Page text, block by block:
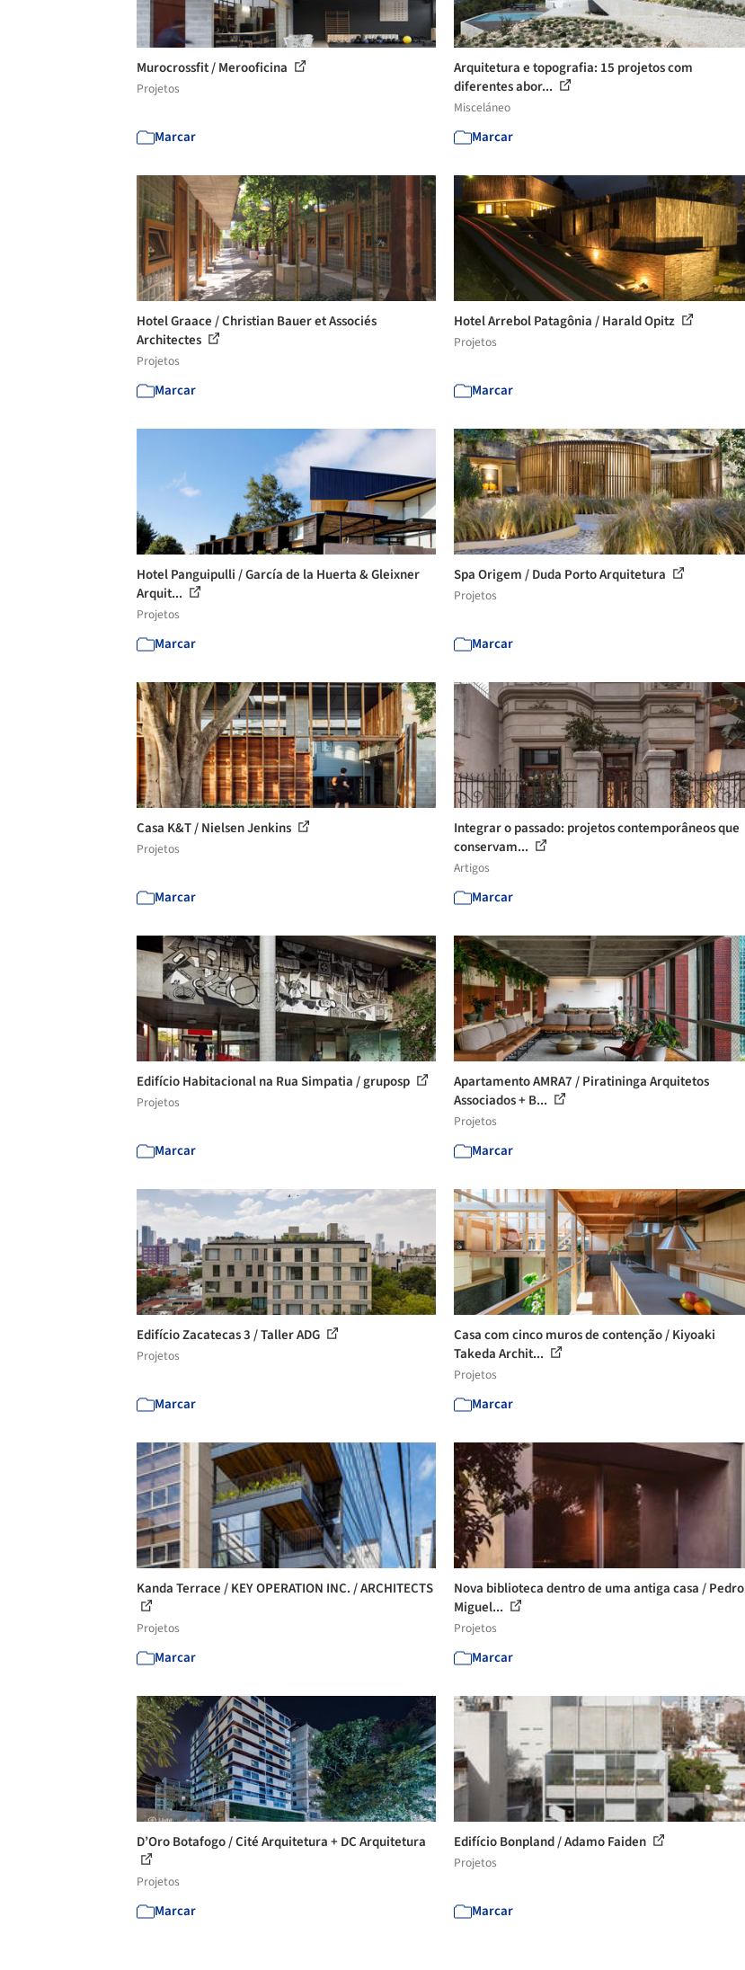
Murocrossfit / Merooficina
Projetos
Marcar
Arquitetura e topografia: 15 projetos com
diferentes abor...
Misceláneo
Marcar
Hotel Graace / Christian Bauer et Associés
Architectes
Projetos
Marcar
Hotel Arrebol Patagônia / Harald Opitz
Projetos
Marcar
Hotel Panguipulli / García de la Huerta & Gleixner
Arquit...
Projetos
Marcar
Spa Origem / Duda Porto Arquitetura
Projetos
Marcar
Casa K&T / Nielsen Jenkins
Projetos
Marcar
Integrar o passado: projetos contemporâneos que
conservam...
Artigos
Marcar
Edifício Habitacional na Rua Simpatia / gruposp
Projetos
Marcar
Apartamento AMRA7 / Piratininga Arquitetos
Associados + B...
Projetos
Marcar
Edifício Zacatecas 3 / Taller ADG
Projetos
Marcar
Casa com cinco muros de contenção / Kiyoaki
Takeda Archit...
Projetos
Marcar
Kanda Terrace / KEY OPERATION INC. / ARCHITECTS
Projetos
Marcar
Nova biblioteca dentro de uma antiga casa / Pedro
Miguel...
Projetos
Marcar
D’Oro Botafogo / Cité Arquitetura + DC Arquitetura
Projetos
Marcar
Edifício Bonpland / Adamo Faiden
Projetos
Marcar